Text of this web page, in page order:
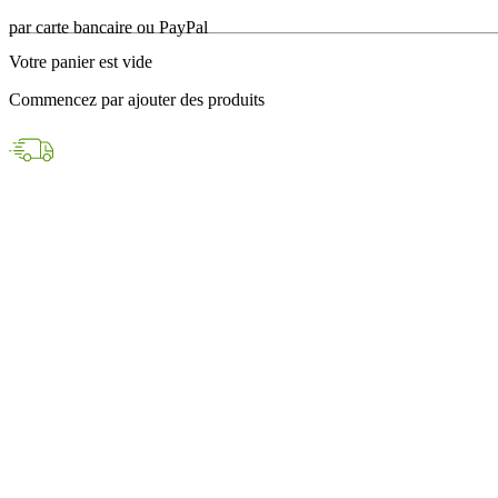
en 24h avec DPD
Paiements sécurisés
par carte bancaire ou PayPal
Votre panier est vide
Commencez par ajouter des produits